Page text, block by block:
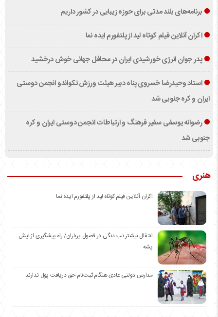
برنامه‌های بلند مدتی برای حوزه زیبایی در کشور داریم
اکران آنلاین فیلم کوتاه لید از پلتفورم ایده نما
پدر جوان انرژی خورشیدی ایران در محافل جهانی خوش درخشید
استاد وحیدرضا خسروی پناه دبیر هیئت ورزش تکواندو انجمن دوستی
ایران و کره جنوبی شد
رضوانه یوسفی سفیر فرهنگ و ارتباطات انجمن دوستی ایران و کره
جنوبی شد
هنری
اکران آنلاین فیلم کوتاه لید از پلتفورم ایده نما
انتقال بیشتر تب دنگی در فصول پرباران/ راه پیشگیری از نیش
پشه
مدارس دولتی عادی هنگام ثبت‌نام حق دریافت پول ندارند